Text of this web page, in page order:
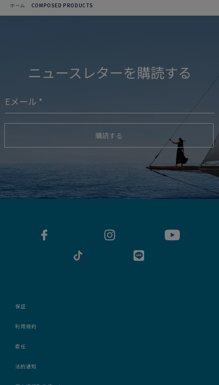
ホーム COMPOSED PRODUCTS
ニュースレターを購読する
購読する
保証
利用規約
委任
法的通知